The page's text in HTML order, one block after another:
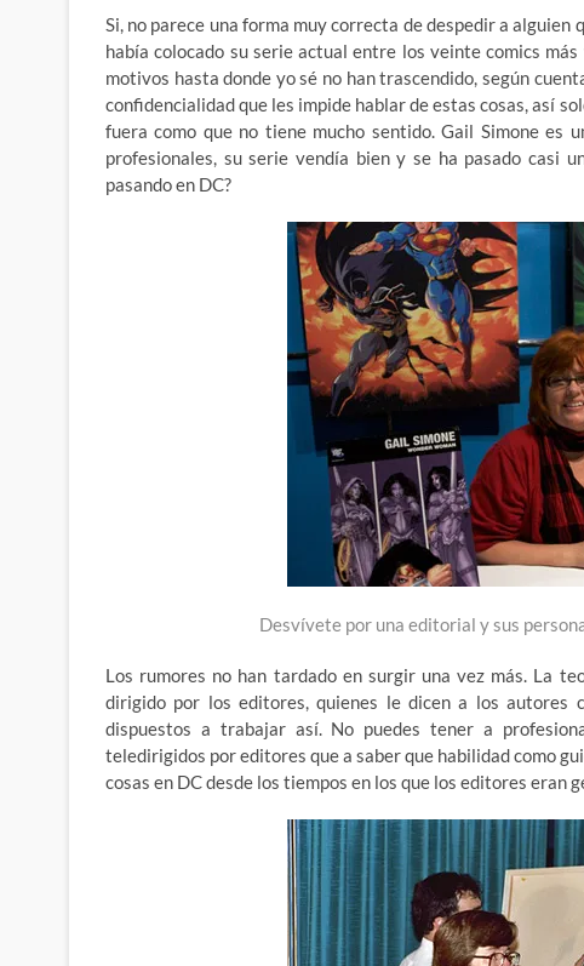
Si, no parece una forma muy correcta de despedir a
había colocado su serie actual entre los veinte comics más
motivos hasta donde yo sé no han trascendido, según
confidencialidad que les impide hablar de estas cosas, así
fuera como que no tiene mucho sentido. Gail Simone
profesionales, su serie vendía bien y se ha pasado casi
pasando en DC?
Desvívete por una editorial y sus
Los rumores no han tardado en surgir una vez más. La
dirigido por los editores, quienes le dicen a los autores
dispuestos a trabajar así. No puedes tener a
teledirigidos por editores que a saber que habilidad como
cosas en DC desde los tiempos en los que los editores eran